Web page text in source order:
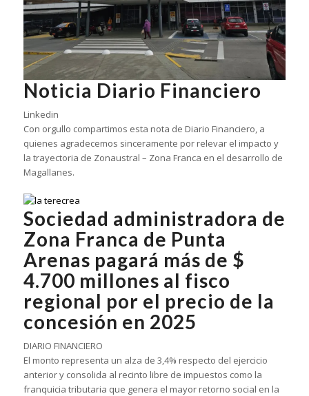
Noticia Diario Financiero
Linkedin
Con orgullo compartimos esta nota de Diario Financiero, a
quienes agradecemos sinceramente por relevar el impacto y
la trayectoria de Zonaustral – Zona Franca en el desarrollo de
Magallanes.
Sociedad administradora de
Zona Franca de Punta
Arenas pagará más de $
4.700 millones al fisco
regional por el precio de la
concesión en 2025
DIARIO FINANCIERO
El monto representa un alza de 3,4% respecto del ejercicio
anterior y consolida al recinto libre de impuestos como la
franquicia tributaria que genera el mayor retorno social en la